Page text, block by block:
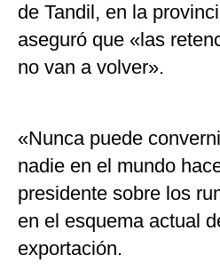
de Tandil, en la
aseguró que «las
no van a volver».
«Nunca puede
nadie en el mundo
presidente sobre los
en el esquema actual
exportación.